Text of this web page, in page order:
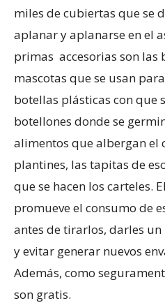
miles de cubiertas que se
aplanar y aplanarse en el
primas accesorias son las
mascotas que se usan
botellas plásticas con que
botellones donde se
alimentos que albergan el
plantines, las tapitas de
que se hacen los carteles.
promueve el consumo de
antes de tirarlos, darles
y evitar generar nuevos
Además, como
son gratis.